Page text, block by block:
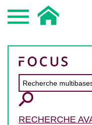
RECHERCHE